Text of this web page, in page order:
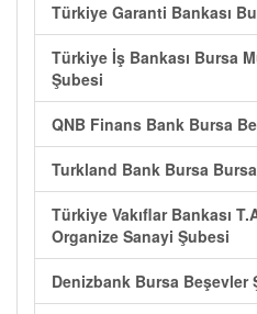
Türkiye Garanti Bankası
Türkiye İş Bankası Bursa
Şubesi
QNB Finans Bank Bursa
Turkland Bank Bursa
Türkiye Vakıflar Bankası
Organize Sanayi Şubesi
Denizbank Bursa Beşevler